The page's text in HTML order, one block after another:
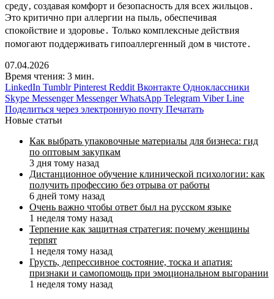
среду‚ создавая комфорт и безопасность для всех жильцов․
Это критично при аллергии на пыль‚ обеспечивая
спокойствие и здоровье․ Только комплексные действия
помогают поддерживать гипоаллергенный дом в чистоте․
07.04.2026
Время чтения: 3 мин.
LinkedIn Tumblr Pinterest Reddit Вконтакте Одноклассники
Skype Messenger Messenger WhatsApp Telegram Viber Line
Поделиться через электронную почту Печатать
Новые статьи
Как выбрать упаковочные материалы для бизнеса: гид
по оптовым закупкам
3 дня тому назад
Дистанционное обучение клинической психологии: как
получить профессию без отрыва от работы
6 дней тому назад
Очень важно чтобы ответ был на русском языке
1 неделя тому назад
Терпение как защитная стратегия: почему женщины
терпят
1 неделя тому назад
Грусть, депрессивное состояние, тоска и апатия:
признаки и самопомощь при эмоциональном выгорании
1 неделя тому назад